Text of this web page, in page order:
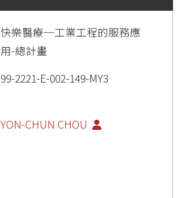
快樂醫療─工業工程的服務應
用-總計畫
99-2221-E-002-149-MY3
YON-CHUN CHOU